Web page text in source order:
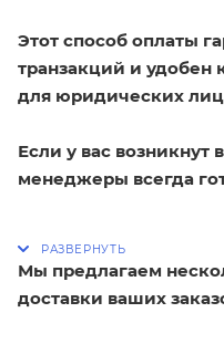
Этот способ оплаты
транзакций и удобен
для юридических
Если у вас возникнут
менеджеры всегда
Мы предлагаем
доставки ваших